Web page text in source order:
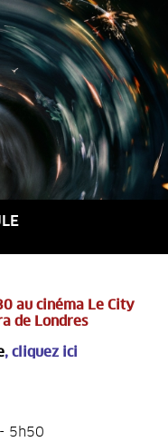
au cinéma Le City
de Londres
, cliquez ici
5h50